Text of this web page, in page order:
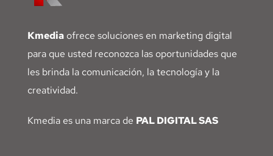
Kmedia ofrece soluciones en marketing digital
para que usted reconozca las oportunidades que
les brinda la comunicación, la tecnología y la
creatividad.
Kmedia es una marca de PAL DIGITAL SAS